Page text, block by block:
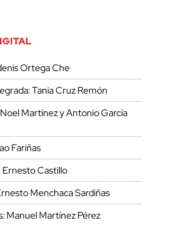
Ortega Che
Tania Cruz Remón
Martínez y Antonio García
Fariñas
Ernesto Castillo
Menchaca Sardiñas
Manuel Martínez Pérez